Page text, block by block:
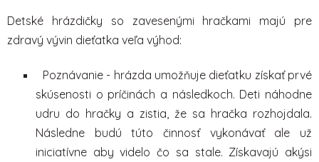
l
á
d
c
i
e
p
r
v
Detské hrázdičky so zavesenými hračkami majú pre
zdravý vývin dieťatka veľa výhod:
Poznávanie - hrázda umožňuje dieťatku získať prvé
skúsenosti o príčinách a následkoch. Deti náhodne
udru do hračky a zistia, že sa hračka rozhojdala.
Následne budú túto činnosť vykonávať ale už
iniciatívne aby videlo čo sa stale. Získavajú akýsi